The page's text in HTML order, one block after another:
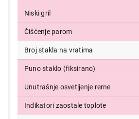
Niski gril
Čišćenje parom
Broj stakla na vratima
Puno staklo (fiksirano)
Unutrašnje osvetljenje rerne
Indikatori zaostale toplote